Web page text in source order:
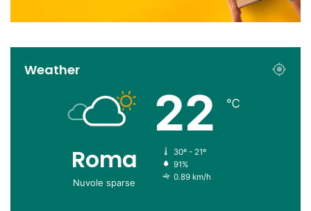
Weather
Roma
Nuvole sparse
22 ℃
30º - 21º
91%
0.89 km/h